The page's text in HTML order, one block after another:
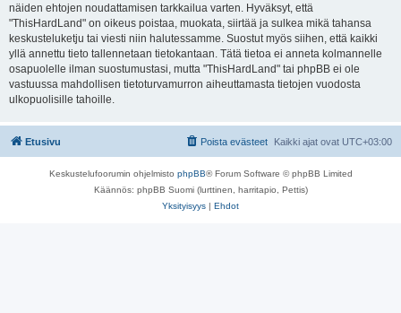
näiden ehtojen noudattamisen tarkkailua varten. Hyväksyt, että
"ThisHardLand" on oikeus poistaa, muokata, siirtää ja sulkea mikä tahansa
keskusteluketju tai viesti niin halutessamme. Suostut myös siihen, että kaikki
yllä annettu tieto tallennetaan tietokantaan. Tätä tietoa ei anneta kolmannelle
osapuolelle ilman suostumustasi, mutta "ThisHardLand" tai phpBB ei ole
vastuussa mahdollisen tietoturvamurron aiheuttamasta tietojen vuodosta
ulkopuolisille tahoille.
Etusivu Kaikki ajat ovat UTC+03:00
Poista evästeet
Keskustelufoorumin ohjelmisto phpBB® Forum Software © phpBB Limited
Käännös: phpBB Suomi (lurttinen, harritapio, Pettis)
Yksityisyys | Ehdot